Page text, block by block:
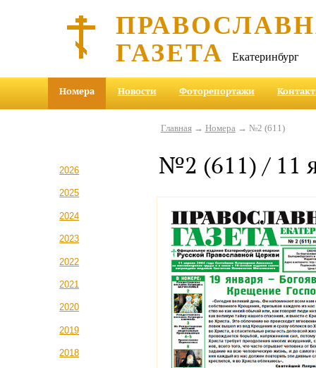
ГАЗЕТА Екатеринбург
Номера Новости Фоторепортажи
2026
2025
2024
2023
2022
2021
2020
2019
2018
Главная→ Номера → №2 (611)
№2 (611) / 11